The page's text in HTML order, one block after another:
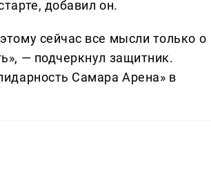
добавил он.
сейчас все мысли только о
— подчеркнул защитник.
Самара Арена» в